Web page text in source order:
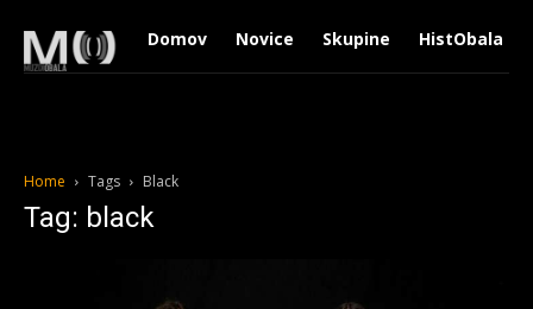
Domov Novice Skupine HistObala
Home Tags Black
Tag: black